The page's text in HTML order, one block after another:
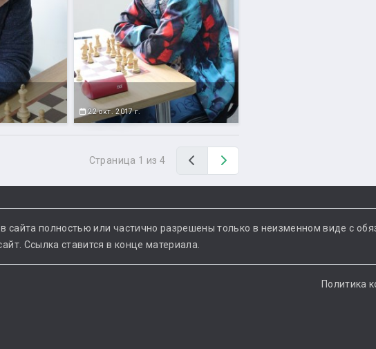
22 окт. 2017 г.
Страница 1 из 4 Назад
сайта полностью или частично разрешены только в неизменном виде с
Ссылка ставится в конце материала.
Политика